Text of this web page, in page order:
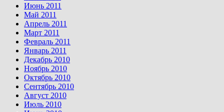
Июнь 2011
Май 2011
Апрель 2011
Март 2011
Февраль 2011
Январь 2011
Декабрь 2010
Ноябрь 2010
Октябрь 2010
Сентябрь 2010
Август 2010
Июль 2010